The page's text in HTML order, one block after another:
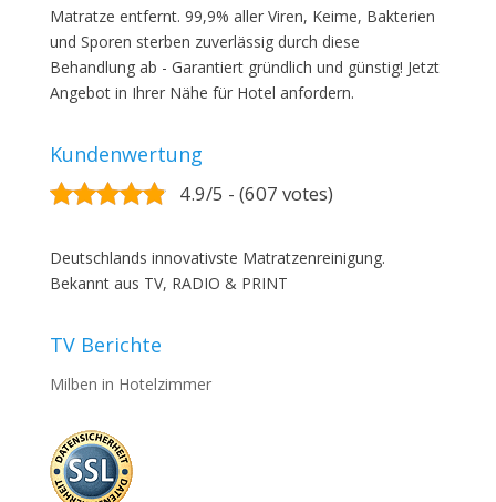
Matratze entfernt. 99,9% aller Viren, Keime, Bakterien
und Sporen sterben zuverlässig durch diese
Behandlung ab - Garantiert gründlich und günstig! Jetzt
Angebot in Ihrer Nähe für Hotel anfordern.
Kundenwertung
4.9/5 - (607 votes)
Deutschlands innovativste Matratzenreinigung.
Bekannt aus TV, RADIO & PRINT
TV Berichte
Milben in Hotelzimmer